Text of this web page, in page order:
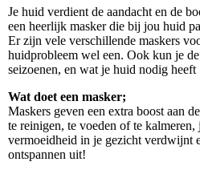
Je huid verdient de aandacht en de
een heerlijk masker die bij jou huid
Er zijn vele verschillende maskers
huidprobleem wel een. Ook kun je de
seizoenen, en wat je huid nodig heeft
Wat doet een masker;
Maskers geven een extra boost aan
te reinigen, te voeden of te kalmeren,
vermoeidheid in je gezicht verdwijnt
ontspannen uit!